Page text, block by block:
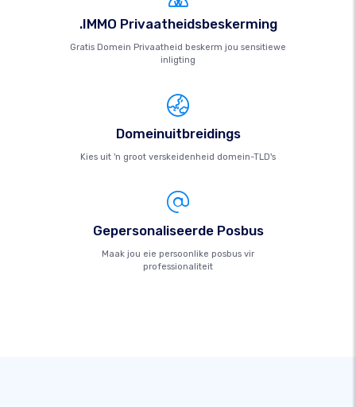
.IMMO Privaatheidsbeskerming
Gratis Domein Privaatheid beskerm jou sensitiewe
inligting
Domeinuitbreidings
Kies uit 'n groot verskeidenheid domein-TLD's
Gepersonaliseerde Posbus
Maak jou eie persoonlike posbus vir
professionaliteit